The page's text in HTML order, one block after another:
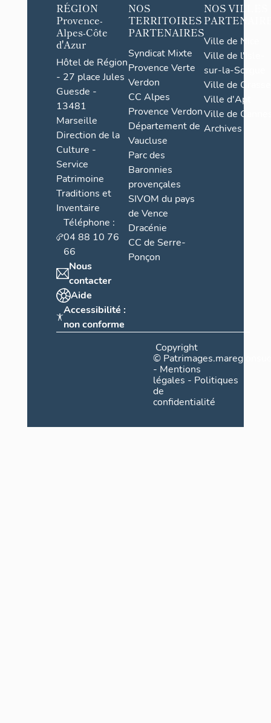
RÉGION
Provence-
Alpes-Côte
d'Azur
Hôtel de Région
- 27 place Jules
Guesde -
13481
Marseille
Direction de la
Culture -
Service
Patrimoine
Traditions et
Inventaire
Téléphone :
04 88 10 76
66
Nous
contacter
Aide
Accessibilité :
non conforme
NOS
TERRITOIRES
PARTENAIRES
Syndicat Mixte
Provence Verte
Verdon
CC Alpes
Provence Verdon
Département de
Vaucluse
Parc des
Baronnies
provençales
SIVOM du pays
de Vence
Dracénie
CC de Serre-
Ponçon
NOS VILLES
Ville de Nice
Ville de l'Isle-
sur-la-Sorgue
Ville de Grasse
Ville d'Apt
Ville de
Archives
Copyright
©
- Mentions
légales - Politiques
de
confidentialité